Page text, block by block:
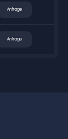
Anfrage
Anfrage